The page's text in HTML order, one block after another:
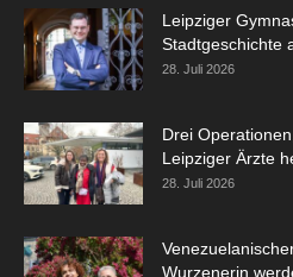
Leipziger
Stadtgeschichte
28. Juli 2026
Drei
Leipziger Ärzte
28. Juli 2026
Wurzenerin